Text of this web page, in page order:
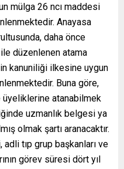
mülga 26 ncı maddesi
Anayasa
daha önce
ile düzenlenen atama
kanuniliği ilkesine uygun
Buna göre,
üyeliklerine atanabilmek
uzmanlık belgesi ya
olmak şartı aranacaktır.
tıp grup başkanları ve
görev süresi dört yıl